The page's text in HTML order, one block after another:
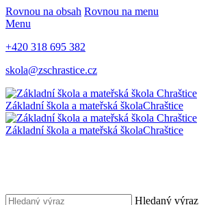
Rovnou na obsah Rovnou na menu
Menu
+420 318 695 382
skola@zschrastice.cz
Základní škola a mateřská školaChraštice
Základní škola a mateřská školaChraštice
Hledaný výraz